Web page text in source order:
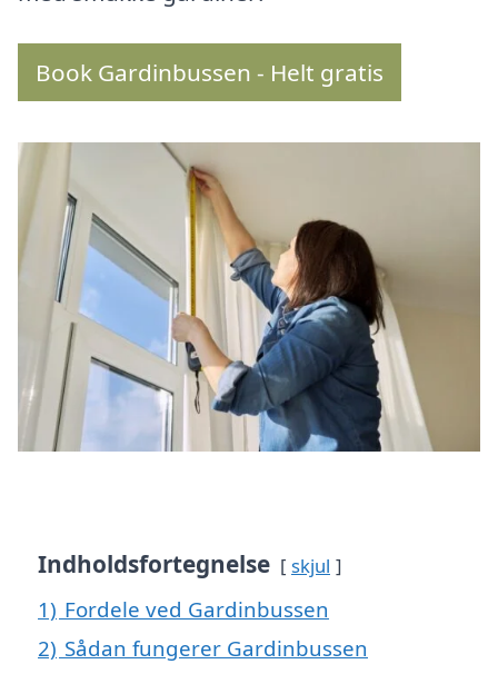
Book Gardinbussen - Helt gratis
Indholdsfortegnelse skjul
1) Fordele ved Gardinbussen
2) Sådan fungerer Gardinbussen